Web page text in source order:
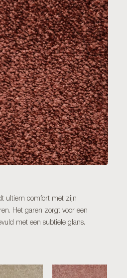
ultiem comfort met zijn
Het garen zorgt voor een
met een subtiele glans.